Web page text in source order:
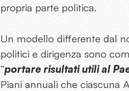
propria parte politica.
Un modello differente dal
politici e dirigenza sono
“portare risultati utili al
Piani annuali che ciascuna